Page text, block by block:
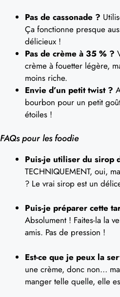
Pas de cassonade ?
Ça fonctionne presque
délicieux !
Pas de crème à 35 % ?
crème à fouetter légère,
moins riche.
Envie d’un petit twist ?
bourbon pour un petit
étoiles !
FAQs pour les foodie
Puis-je utiliser du sirop
TECHNIQUEMENT, oui,
? Le vrai sirop est un
Puis-je préparer cette
Absolument ! Faites-la la
amis. Pas de pression !
Est-ce que je peux la
une crème, donc non…
manger telle quelle, elle